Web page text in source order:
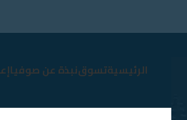
الرئيسيةتسوقنبذة عن صوفيا